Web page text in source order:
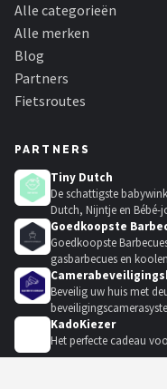
Alle categorieën
Alle merken
Blog
Partners
Fietsroutes
PARTNERS
Tiny Dutch
De schattigste
Dutch, Nijntje en Bébé-
Goedkoopste
Goedkoopste
gasbarbecues en
Beveilig uw huis met
KadoKiezer
Het perfecte cadeau